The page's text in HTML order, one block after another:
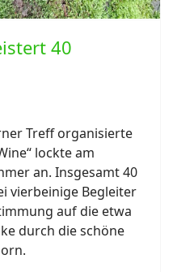
40
Treff organisierte
lockte am
an. Insgesamt 40
vierbeinige Begleiter
auf die etwa
durch die schöne